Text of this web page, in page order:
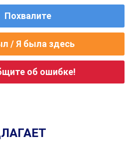
Похвалите
/ Я была здесь
об ошибке!